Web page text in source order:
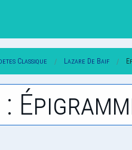
Classique Lazare De Baif